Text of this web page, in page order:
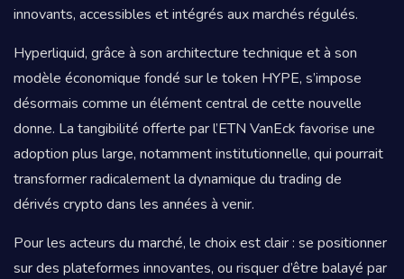
innovants, accessibles et intégrés aux marchés régulés.
Hyperliquid, grâce à son architecture technique et à son
modèle économique fondé sur le token HYPE, s’impose
désormais comme un élément central de cette nouvelle
donne. La tangibilité offerte par l’ETN VanEck favorise une
adoption plus large, notamment institutionnelle, qui pourrait
transformer radicalement la dynamique du trading de
dérivés crypto dans les années à venir.
Pour les acteurs du marché, le choix est clair : se positionner
sur des plateformes innovantes, ou risquer d’être balayé par